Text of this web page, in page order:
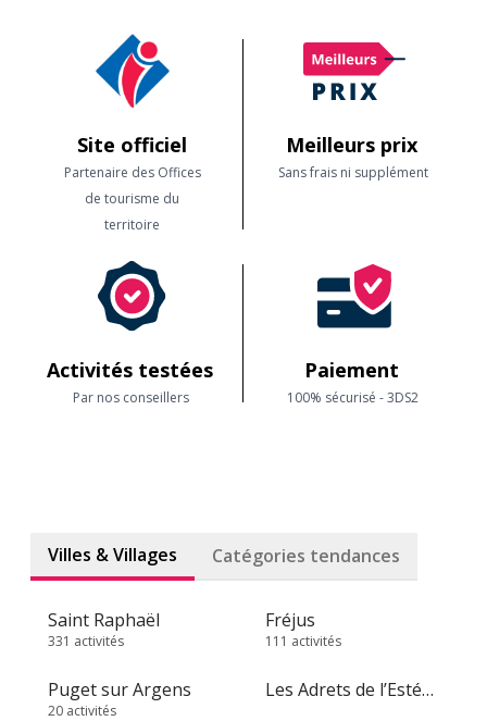
Site officiel
Partenaire des Offices
de tourisme du
territoire
Meilleurs prix
Sans frais ni supplément
Activités testées
Par nos conseillers
Paiement
100% sécurisé - 3DS2
Villes & Villages Catégories tendances
Saint Raphaël
331 activités
Fréjus
111 activités
Puget sur Argens
20 activités
Les Adrets de l’Estérel